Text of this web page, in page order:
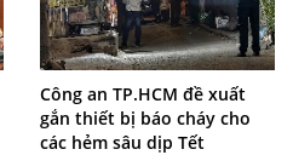
Công an TP.HCM đề xuất
gắn thiết bị báo cháy cho
các hẻm sâu dịp Tết